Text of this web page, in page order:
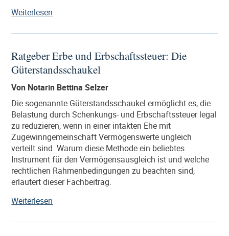
Weiterlesen
Immobilienkaufvertrag“
Ratgeber Erbe und Erbschaftssteuer: Die
Güterstandsschaukel
Von Notarin Bettina Selzer
Die sogenannte Güterstandsschaukel ermöglicht es, die
Belastung durch Schenkungs- und Erbschaftssteuer legal
zu reduzieren, wenn in einer intakten Ehe mit
Zugewinngemeinschaft Vermögenswerte ungleich
verteilt sind. Warum diese Methode ein beliebtes
Instrument für den Vermögensausgleich ist und welche
rechtlichen Rahmenbedingungen zu beachten sind,
erläutert dieser Fachbeitrag.
Weiterlesen
und